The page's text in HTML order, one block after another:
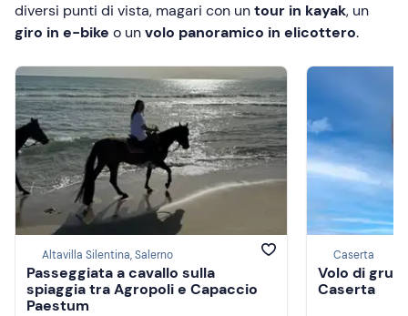
diversi punti di vista, magari con untour in kayak, un
giro in e-bike o unvolo panoramico in elicottero.
Altavilla Silentina, Salerno
Passeggiata a cavallo sulla
spiaggia tra Agropoli e Capaccio
Paestum
Caserta
Volo di
Caserta